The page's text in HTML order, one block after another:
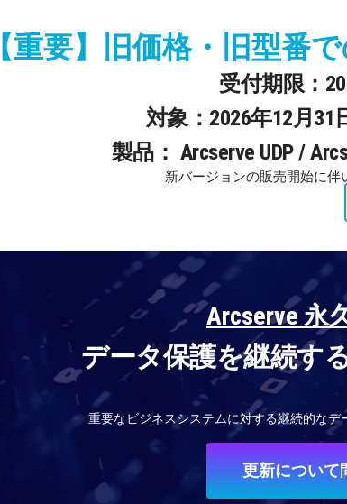
【重要】旧価格・旧型番
受付期限：
対象：2026年12月
製品： Arcserve UDP /
新バージョンの販売開始に
Arcserve 永
データ保護を継続す
重要なビジネスシステムに対する継続的なデ
更新について